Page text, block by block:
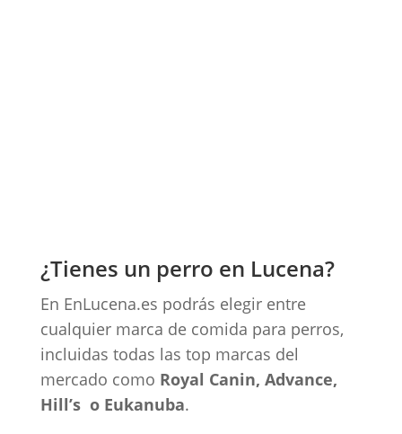
¿Tienes un perro en Lucena?
En EnLucena.es podrás elegir entre
cualquier marca de comida para perros,
incluidas todas las top marcas del
mercado como Royal Canin, Advance,
Hill’s o Eukanuba.